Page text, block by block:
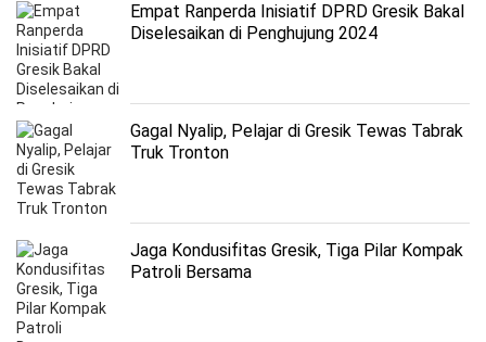
Empat Ranperda Inisiatif DPRD Gresik Bakal
Diselesaikan di Penghujung 2024
Gagal Nyalip, Pelajar di Gresik Tewas Tabrak
Truk Tronton
Jaga Kondusifitas Gresik, Tiga Pilar Kompak
Patroli Bersama